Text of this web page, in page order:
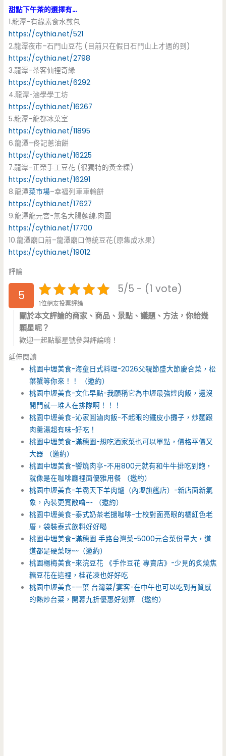
甜點下午茶的選擇有…
1.龍潭–有緣素食水煎包
https://cythia.net/521
2.龍潭夜市–石門山豆花 (目前只在假日石門山上才遇的到)
https://cythia.net/2798
3.龍潭–茶客仙裡奇緣
https://cythia.net/6292
4.龍潭-滷學學工坊
https://cythia.net/16267
5.龍潭–龍都冰菓室
https://cythia.net/11895
6.龍潭–佟記蔥油餅
https://cythia.net/16225
7.龍潭–正榮手工豆花 (很獨特的黃金粿)
https://cythia.net/16291
8.龍潭菜市場–幸福列車車輪餅
https://cythia.net/17627
9.龍潭龍元宮-無名大腸麵線.肉圓
https://cythia.net/17700
10.龍潭廟口前–龍潭廟口傳統豆花(原集成水果)
https://cythia.net/19012
評論
5 5/5 - (1 vote)
1位網友投票評論
關於本文評論的商家、商品、景點、議題、方法，你給幾
顆星呢？
歡迎一起點擊星號參與評論唷！
延伸閱讀
桃園中壢美食-海童日式料理-2026父親節盛大節慶合菜，松
葉蟹等你來！！ （邀約）
桃園中壢美食-文化早點-我願稱它為中壢最強焢肉飯，還沒
開門就一堆人在排隊啊！！！
桃園中壢美食-沁家圓滷肉飯-不起眼的鐵皮小攤子，炒麵跟
肉羹湯超有味~好吃！
桃園中壢美食-滿穗園-想吃酒家菜也可以單點，價格平價又
大器 （邀約）
桃園中壢美食-饗燒肉亭-不用800元就有和牛牛排吃到飽，
就像是在咖啡廳裡面優雅用餐 （邀約）
桃園中壢美食-羊霸天下羊肉爐（內壢旗艦店）-新店面新氣
象，內裝更寬敞嚕~~ （邀約）
桃園中壢美食-泰式奶茶老撾咖啡-士校對面亮眼的橘紅色老
厝，袋裝泰式飲料好好喝
桃園中壢美食-滿穗園 手路台灣菜-5000元合菜份量大，道
道都是硬菜呀~~（邀約）
桃園楊梅美食-來浣豆花 《手作豆花 專賣店》-少見的炙燒焦
糖豆花在這裡，桂花凍也好好吃
桃園中壢美食-一葉 台灣菜/宴客-在中午也可以吃到有質感
的熱炒台菜，開幕九折優惠好划算 （邀約）